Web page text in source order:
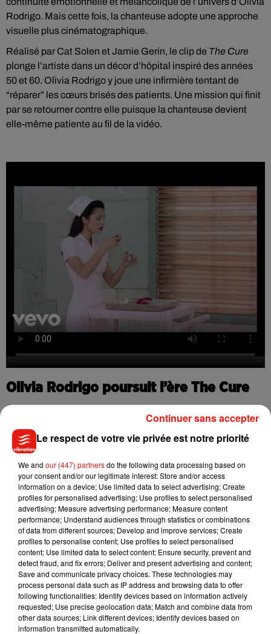
Rodrigo. Mais cette fois, la chanteuse adopte une approche
visuelle plus cinématographique.
Réalisé par Cat Solen et Jamie Gerin, le clip de The Cure
plonge l’artiste dans un décor d’hôpital inspiré des années
50 et 60. Olivia Rodrigo y joue une infirmière tentant de
“réparer” les cœurs brisés des patients. Une mission qui finit
par se retourner contre elle puisque la chanteuse devient
elle-même patiente au fil de la vidéo.
Olivia Rodrigo poursuit l’ère The Cure
e, Olivia Rodrigo continue de dévoiler les
différentes facettes de son prochain album
You Seem Pretty
Sad for a Girl So in Love, attendu le12 juin prochain.
Le projet marque une nouvelle étape dans la carrière de la
chanteuse de 23 ans, qui semble vouloir pousser encore plus
loin son univers visuel et narratif. Le clip deDrop Dead,
tourné au château de Versailles sous la direction de Petra
Collins, avait déjà impressionné les fans avec ses images
spectaculaires.
Parallèlement à cette nouvelle ère musicale, la chanteuse
prépare aussi sa tournée mondialeThe Unraveled Tour
, qui
débutera en septembre prochain avant de s’achever au
printemps 2027. Plusieurs artistes commeWolf Aliceou
Grace Ives
assureront les premières parties de cette série
de concerts.
Le respect de votre vie privée est notre priorité
We and our (447) partnersdo the following data processing based on
your consent and/or our legitimate interest: Store and/or access
information on a device; Use limited data to select advertising; Create
profiles for personalised advertising; Use profiles to select personalised
advertising; Measure advertising performance; Measure content
performance; Understand audiences through statistics or combinations
of data from different sources; Develop and improve services; Create
profiles to personalise content; Use profiles to select personalised
content; Use limited data to select content; Ensure security, prevent and
detect fraud, and fix errors; Deliver and present advertising and content;
Save and communicate privacy choices. These technologies may
process personal data such as IP address and browsing data to offer
following functionalities: Identify devices based on information actively
requested; Use precise geolocation data; Match and combine data from
other data sources; Link different devices; Identify devices based on
information transmitted automatically.
Continuer sans accepter